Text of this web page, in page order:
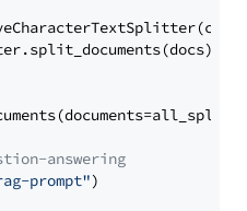
answering
prompt")